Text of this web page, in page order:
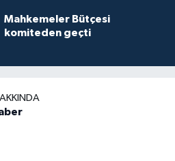
Mahkemeler Bütçesi
komiteden geçti